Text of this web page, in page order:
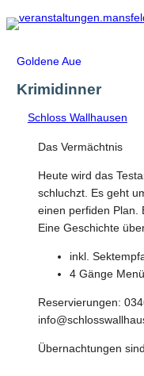
Zum
Inhalt
Goldene Aue
Krimidinner
Schloss Wallhausen
Das Vermächtnis
Heute wird das
schluchzt. Es geht
einen perfiden Plan.
Eine Geschichte
inkl.
4 Gänge Menü
Reservierungen:
Übernachtungen